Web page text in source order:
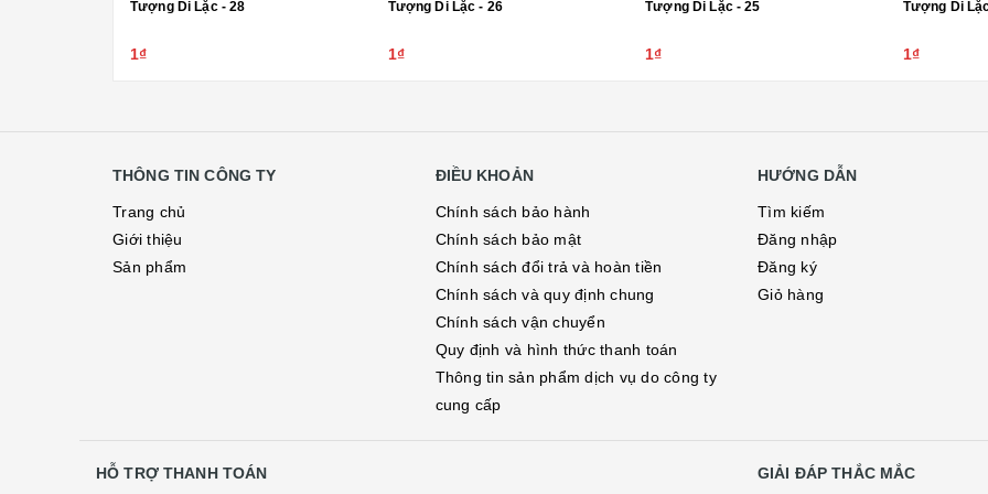
Tượng Di Lặc - 28
1₫
Tượng Di Lặc - 26
1₫
Tượng Di Lặc - 25
1₫
Tượng Di
1₫
THÔNG TIN CÔNG TY
Trang chủ
Giới thiệu
Sản phẩm
ĐIỀU KHOẢN
Chính sách bảo hành
Chính sách bảo mật
Chính sách đổi trả và hoàn tiền
Chính sách và quy định chung
Chính sách vận chuyển
Quy định và hình thức thanh toán
Thông tin sản phẩm dịch vụ do công ty
cung cấp
HƯỚNG DẪN
Tìm kiếm
Đăng nhập
Đăng ký
Giỏ hàng
HỖ TRỢ THANH TOÁN GIẢI ĐÁP THẮC MẮC